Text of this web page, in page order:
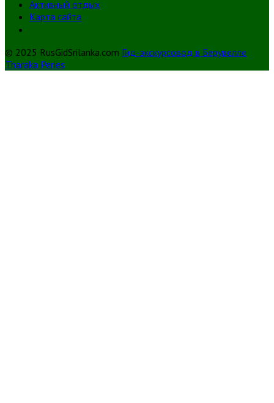
Активный отдых
Карта сайта
© 2025 RusGidSrilanka.com Гид-экскурсовод в Берувелле
Tharaka Peries